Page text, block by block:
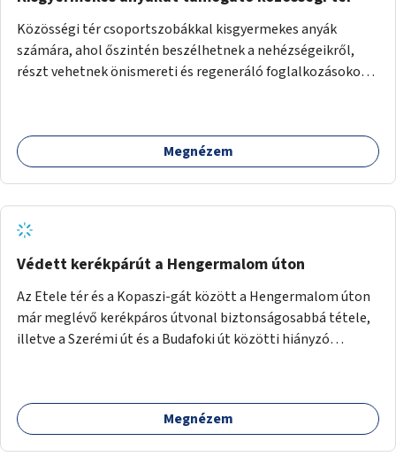
Közösségi tér csoportszobákkal kisgyermekes anyák
számára, ahol őszintén beszélhetnek a nehézségeikről,
részt vehetnek önismereti és regeneráló foglalkozásokon
Megnézem
Védett kerékpárút a Hengermalom úton
Az Etele tér és a Kopaszi-gát között a Hengermalom úton
már meglévő kerékpáros útvonal biztonságosabbá tétele,
illetve a Szerémi út és a Budafoki út közötti hiányzó
iskolákhoz, kulturális intézményekhez és a Kopaszi-gáthoz
biztosítana elérést.
Megnézem